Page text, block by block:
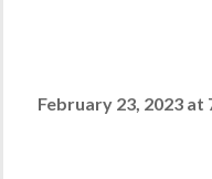
February 23, 2023 at